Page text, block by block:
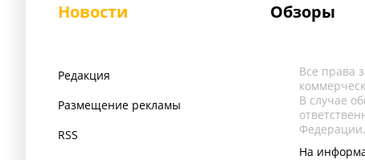
Новости Обзоры
Редакция
Размещение рекламы
RSS
Все права
В случае
Федерации.
На